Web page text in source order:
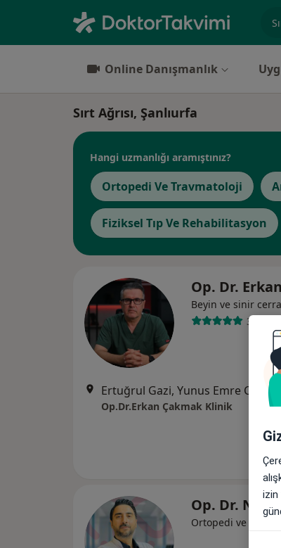
Online Danışmanlık
Sırt Ağrısı, Şanlıurfa
Hangi uzmanlığı aramıştınız?
Ortopedi Ve Travmatoloji
Fiziksel Tıp Ve Rehabilitasyon
Op. Dr.
Beyin ve sinir
3 görüş
Op.Dr.Erkan Çakmak Klinik
Op. Dr.
Ortopedi ve
izin